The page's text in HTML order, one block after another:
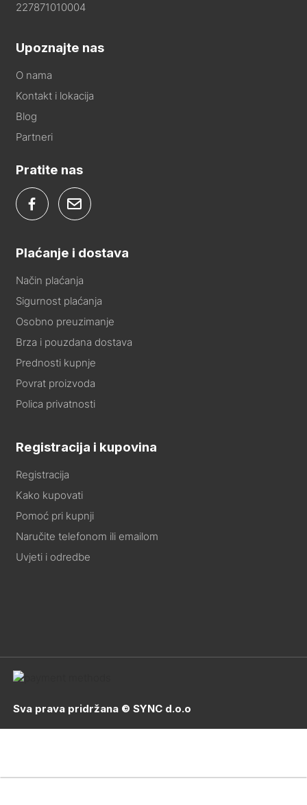
227871010004
Upoznajte nas
O nama
Kontakt i lokacija
Blog
Partneri
Pratite nas
Plaćanje i dostava
Način plaćanja
Sigurnost plaćanja
Osobno preuzimanje
Brza i pouzdana dostava
Prednosti kupnje
Povrat proizvoda
Polica privatnosti
Registracija i kupovina
Registracija
Kako kupovati
Pomoć pri kupnji
Naručite telefonom ili emailom
Uvjeti i odredbe
Sva prava pridržana © SYNC d.o.o